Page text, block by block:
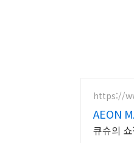
https://
AEON
큐슈의